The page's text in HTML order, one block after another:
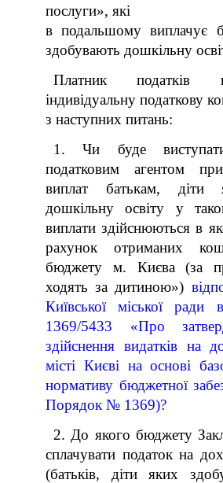
послуги», які
в подальшому виплачує
здобувають дошкільну
Платник податків
індивідуальну податкову
з наступних питань:
1. Чи буде
податковим агентом
виплат батькам, діти
дошкільну освіту у
виплати здійснюються в
рахунок отриманих
бюджету м. Києва (за
ходять за дитиною»)
Київської міської
1369/5433 «Про
здійснення видатків на
місті Києві на основі
нормативу бюджетної
Порядок № 1369)?
2. До якого бюджету
сплачувати податок на
(батьків, діти яких